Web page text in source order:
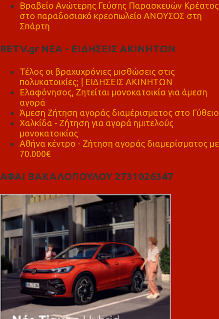
Βραβείο Ανώτερης Γεύσης Παρασκευών Κρέατος
στο παραδοσιακό κρεοπωλείο ΑΝΟΥΣΟΣ στη
Σπάρτη
RETV.gr ΝΕΑ - ΕΙΔΗΣΕΙΣ ΑΚΙΝΗΤΩΝ
Τέλος οι βραχυχρόνιες μισθώσεις στις
πολυκατοικίες; | ΕΙΔΗΣΕΙΣ ΑΚΙΝΗΤΩΝ
Ελαφόνησος, Ζητείται μονοκατοικία για άμεση
αγορά
Άμεση Ζήτηση αγοράς διαμέρισματος στο Γύθειο
Χαλκίδα - Ζήτηση για αγορά ημιτελούς
μονοκατοικίας
Αθήνα κέντρο - Ζήτηση αγοράς διαμερίσματος με
70.000€
ΑΦΑΙ ΒΑΚΑΛΟΠΟΥΛΟΥ 2731026347